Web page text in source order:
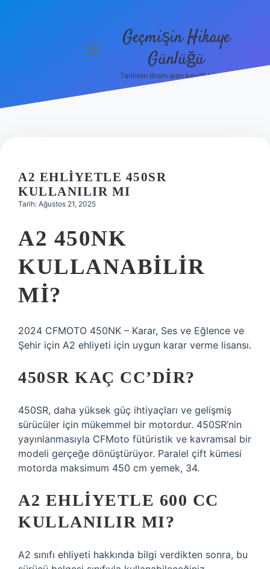
Hakkımızda
menüyü
Geçmişin Hikaye
Günlüğü
Tarihten ilham alan keyifli bilgiler!
A2 EHLIYETLE 450SR
KULLANILIR MI
Tarih: Ağustos 21, 2025
A2 450NK
KULLANABILIR
MI?
2024 CFMOTO 450NK – Karar, Ses ve Eğlence ve
Şehir için A2 ehliyeti için uygun karar verme lisansı.
450SR KAÇ CC’DIR?
450SR, daha yüksek güç ihtiyaçları ve gelişmiş
sürücüler için mükemmel bir motordur. 450SR’nin
yayınlanmasıyla CFMoto fütüristik ve kavramsal bir
modeli gerçeğe dönüştürüyor. Paralel çift kümesi
motorda maksimum 450 cm yemek, 34.
A2 EHLIYETLE 600 CC
KULLANILIR MI?
A2 sınıfı ehliyeti hakkında bilgi verdikten sonra, bu